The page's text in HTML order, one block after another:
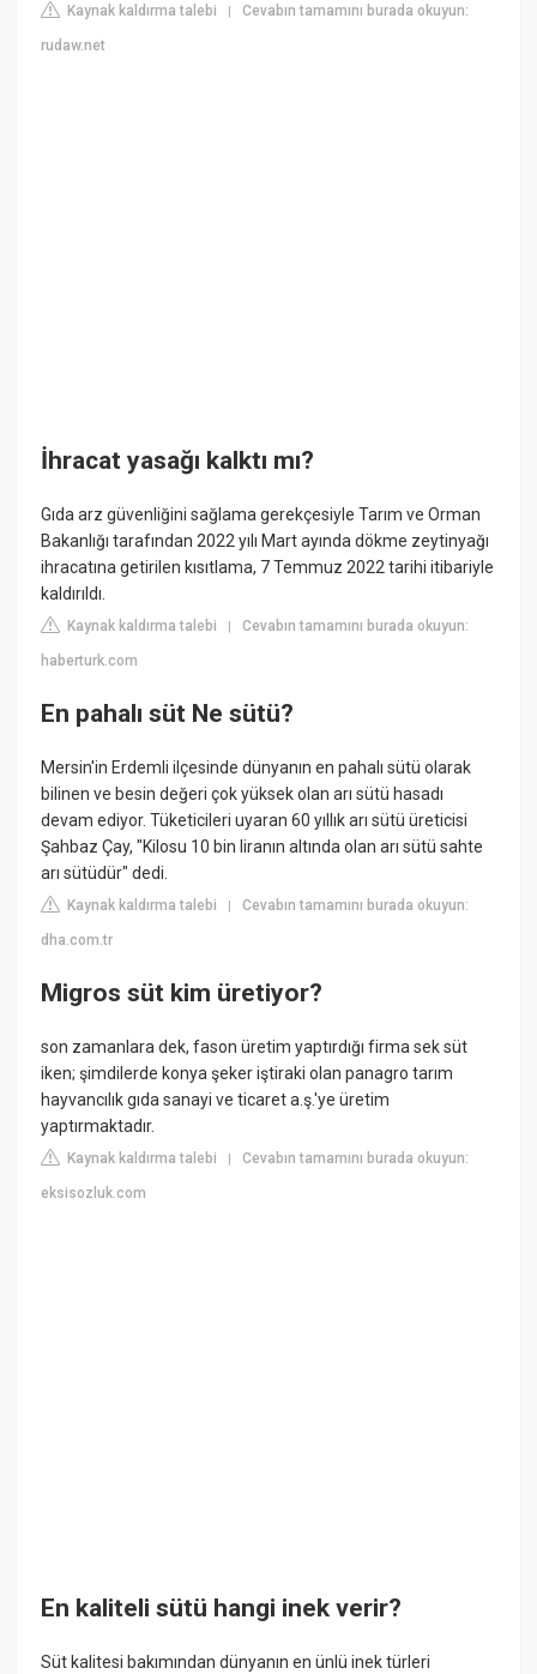
Kaynak kaldırma talebi |Cevabın tamamını burada okuyun:
rudaw.net
İhracat yasağı kalktı mı?
Gıda arz güvenliğini sağlama gerekçesiyle Tarım ve Orman
Bakanlığı tarafından 2022 yılı Mart ayında dökme zeytinyağı
ihracatına getirilen kısıtlama, 7 Temmuz 2022 tarihi itibariyle
kaldırıldı.
Kaynak kaldırma talebi |Cevabın tamamını burada okuyun:
haberturk.com
En pahalı süt Ne sütü?
Mersin'in Erdemli ilçesinde dünyanın en pahalı sütü olarak
bilinen ve besin değeri çok yüksek olan arı sütü hasadı
devam ediyor. Tüketicileri uyaran 60 yıllık arı sütü üreticisi
Şahbaz Çay, "Kilosu 10 bin liranın altında olan arı sütü sahte
arı sütüdür" dedi.
Kaynak kaldırma talebi |Cevabın tamamını burada okuyun:
dha.com.tr
Migros süt kim üretiyor?
son zamanlara dek, fason üretim yaptırdığı firma sek süt
iken; şimdilerde konya şeker iştiraki olan panagro tarım
hayvancılık gıda sanayi ve ticaret a.ş.'ye üretim
yaptırmaktadır.
Kaynak kaldırma talebi |Cevabın tamamını burada okuyun:
eksisozluk.com
En kaliteli sütü hangi inek verir?
Süt kalitesi bakımından dünyanın en ünlü inek türleri